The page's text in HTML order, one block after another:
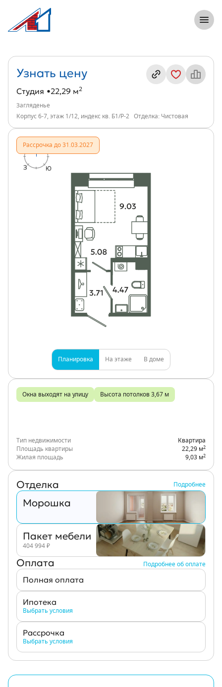
Студия, 22 м², ЖК Загляденье, индекс
Информация о квартире
Узнать цену
Студия 22,29 м2
Загляденье
Корпус 6-7, этаж 1/12, индекс кв. Б1/Р-2
Отделка: Чистовая
Рассрочка до 31.03.2027
Планировка На этаже В доме
Окна выходят на улицу Высота потолков 3,67 м
Тип недвижимости
Квартира
Площадь квартиры
22,29 м2
Жилая площадь 9,03 м2
Отделка Подробнее
Морошка
Пакет мебели
404 994 ₽
Оплата Подробнее об оплате
Полная оплата
Ипотека
Выбрать условия
Рассрочка
Выбрать условия